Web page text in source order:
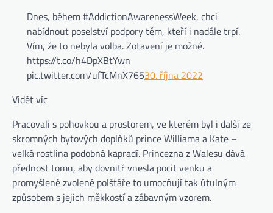
Dnes, během #AddictionAwarenessWeek, chci
nabídnout poselství podpory těm, kteří i nadále trpí.
Vím, že to nebyla volba. Zotavení je možné.
https://t.co/h4DpXBtYwn
pic.twitter.com/ufTcMnX76530. října 2022
Vidět víc
Pracovali s pohovkou a prostorem, ve kterém byl i další ze
skromných bytových doplňků prince Williama a Kate –
velká rostlina podobná kapradí. Princezna z Walesu dává
přednost tomu, aby dovnitř vnesla pocit venku a
promyšleně zvolené polštáře to umocňují tak útulným
způsobem s jejich měkkostí a zábavným vzorem.